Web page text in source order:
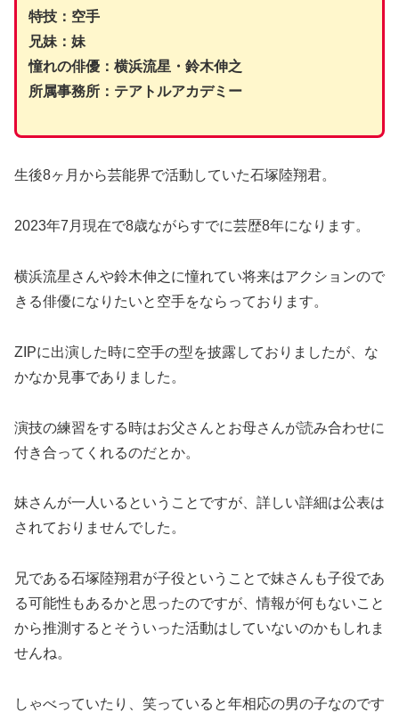
特技：空手
兄妹：妹
憧れの俳優：横浜流星・鈴木伸之
所属事務所：テアトルアカデミー
生後8ヶ月から芸能界で活動していた石塚陸翔君。
2023年7月現在で8歳ながらすでに芸歴8年になります。
横浜流星さんや鈴木伸之に憧れてい将来はアクションので
きる俳優になりたいと空手をならっております。
ZIPに出演した時に空手の型を披露しておりましたが、な
かなか見事でありました。
演技の練習をする時はお父さんとお母さんが読み合わせに
付き合ってくれるのだとか。
妹さんが一人いるということですが、詳しい詳細は公表は
されておりませんでした。
兄である石塚陸翔君が子役ということで妹さんも子役であ
る可能性もあるかと思ったのですが、情報が何もないこと
から推測するとそういった活動はしていないのかもしれま
せんね。
しゃべっていたり、笑っていると年相応の男の子なのです